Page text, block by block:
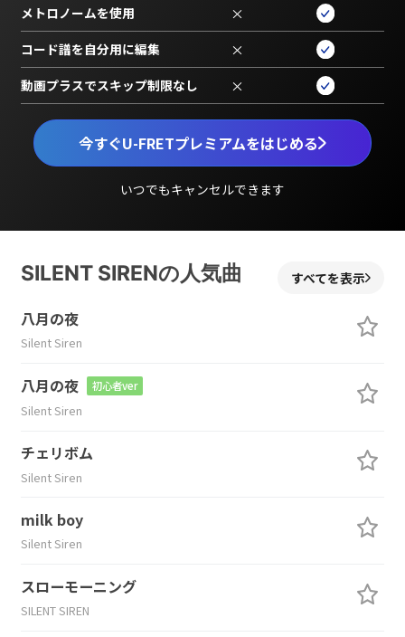
今すぐU-FRETプレミアムをはじめる
いつでもキャンセルできます
メトロノームを使用 ×
コード譜を自分用に編集 ×
動画プラスでスキップ制限なし ×
SILENT SIRENの人気曲 すべてを表示
八月の夜
Silent Siren
八月の夜 初心者ver
Silent Siren
チェリボム
Silent Siren
milk boy
Silent Siren
スローモーニング
SILENT SIREN